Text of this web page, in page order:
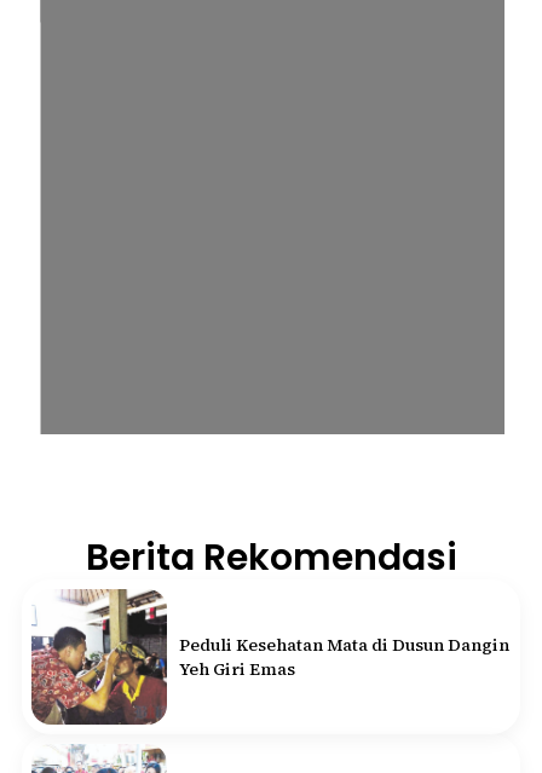
Berita Rekomendasi
Peduli Kesehatan Mata di Dusun Dangin
Yeh Giri Emas